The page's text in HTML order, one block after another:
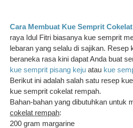
Cara Membuat Kue Semprit
raya Idul Fitri biasanya kue semprit
lebaran yang selalu di sajikan. Resep
beraneka rasa kini dapat Anda buat
kue semprit pisang keju atau kue
Berikut ini adalah salah satu resep
kue semprit cokelat rempah.
Bahan-bahan yang dibutuhkan untuk
cokelat rempah:
200 gram margarine